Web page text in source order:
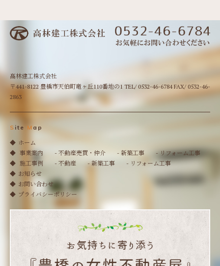
髙林建工株式会社
〒441-8122 豊橋市天伯町竜ヶ丘110番地の1 TEL/ 0532-46-6784 FAX/ 0532-46-
2863
S ite Map
ホーム
事業案内
- 不動産売買・仲介 - 新築工事
- リフォーム工事
施工事例
- 不動産 - 新築工事
- リフォーム工事
お知らせ
お問い合わせ
プライバシーポリシー